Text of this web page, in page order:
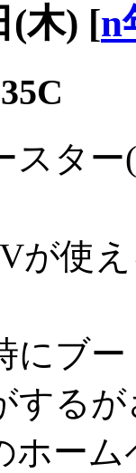
(木) [n
スタ
が使
にブ
する
ホー